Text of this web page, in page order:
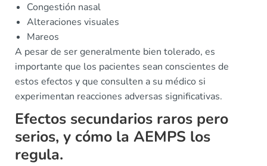
Congestión nasal
Alteraciones visuales
Mareos
A pesar de ser generalmente bien tolerado, es
importante que los pacientes sean conscientes de
estos efectos y que consulten a su médico si
experimentan reacciones adversas significativas.
Efectos secundarios raros pero
serios, y cómo la AEMPS los
regula.